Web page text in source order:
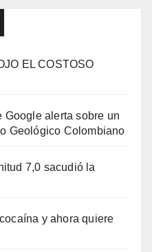
EL COSTOSO
Google alerta sobre un
Geológico Colombiano
7,0 sacudió la
y ahora quiere